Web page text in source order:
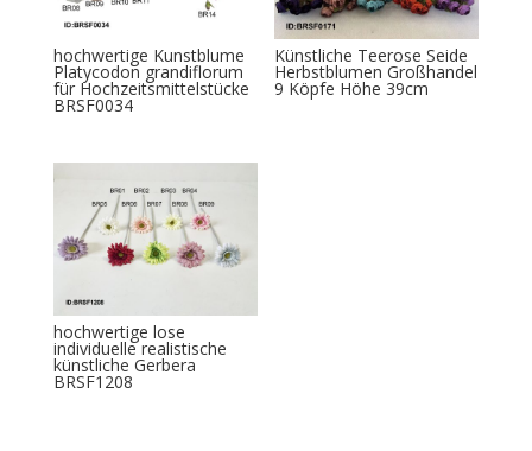
hochwertige Kunstblume
Platycodon grandiflorum
für Hochzeitsmittelstücke
BRSF0034
Künstliche Teerose Seide
Herbstblumen Großhandel
9 Köpfe Höhe 39cm
hochwertige lose
individuelle realistische
künstliche Gerbera
BRSF1208